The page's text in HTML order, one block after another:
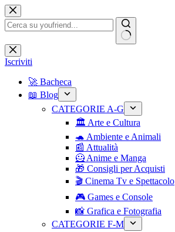
Salta
al
contenuto
Nessun
risultato
Iscriviti
🚀 Bacheca
📖 Blog
CATEGORIE A-G
🏛️ Arte e Cultura
🐢 Ambiente e Animali
📰 Attualità
🦸 Anime e Manga
🎁 Consigli per Acquisti
🎬 Cinema Tv e Spettacolo
🎮 Games e Console
📸 Grafica e Fotografia
CATEGORIE F-M